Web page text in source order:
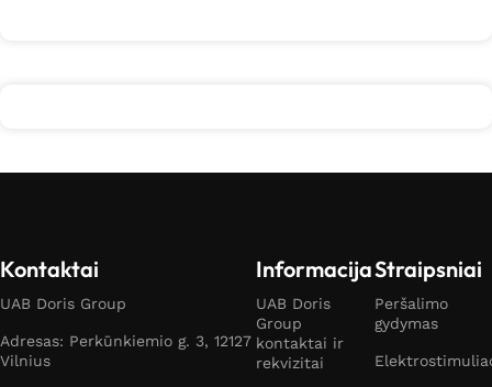
Kontaktai
UAB Doris Group
Adresas: Perkūnkiemio g. 3, 12127
Vilnius
Informacija
UAB Doris
Group
kontaktai ir
rekvizitai
Straipsniai
Peršalimo
gydymas